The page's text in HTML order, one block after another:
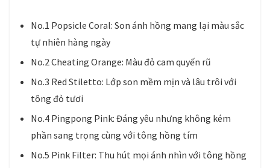
No.1 Popsicle Coral: Son ánh hồng mang lại màu sắc
tự nhiên hàng ngày
No.2 Cheating Orange: Màu đỏ cam quyến rũ
No.3 Red Stiletto: Lớp son mềm mịn và lâu trôi với
tông đỏ tươi
No.4 Pingpong Pink: Đáng yêu nhưng không kém
phần sang trọng cùng với tông hồng tím
No.5 Pink Filter: Thu hút mọi ánh nhìn với tông hồng